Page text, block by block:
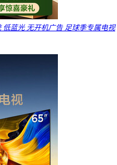
低蓝光 无开机广告 足球季专属电视